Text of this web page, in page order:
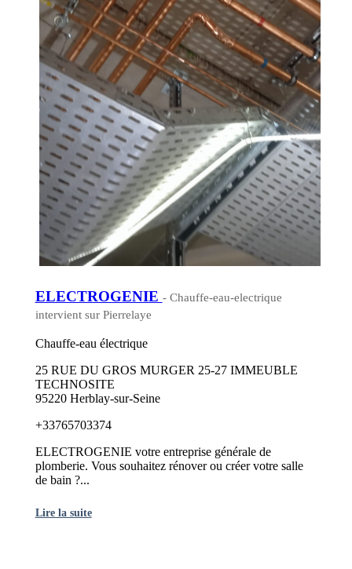
ELECTROGENIE - Chauffe-eau-electrique
intervient sur Pierrelaye
Chauffe-eau électrique
25 RUE DU GROS MURGER 25-27 IMMEUBLE
TECHNOSITE
95220 Herblay-sur-Seine
+33765703374
ELECTROGENIE votre entreprise générale de
plomberie. Vous souhaitez rénover ou créer votre salle
de bain ?...
Lire la suite